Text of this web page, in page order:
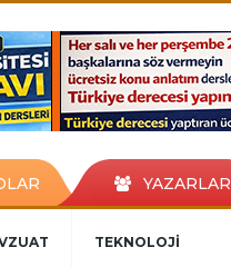
YAZARLAR
TEKNOLOJİ